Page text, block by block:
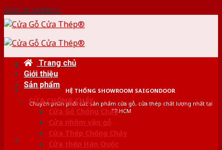
Skip to content
HỆ THỐNG SHOWROOM SAIGONDOOR
Chuyên phân phối các sản phẩm cửa gỗ, cửa thép chất lượng nhất tại
TP.HCM
Trang chủ
Giới thiệu
Sản phẩm
CỬA CHỐNG CHÁY
Cửa Gỗ Chống Cháy
Cửa nhôm vân gỗ
Cửa Thép Chống Cháy
Cửa thép Hàn Quốc